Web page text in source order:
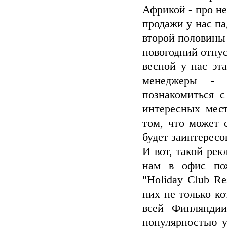
Африкой - про
продажи у нас
второй
новогодний
весной у нас
менеджеры -
познакомиться
интересных
том, что может
будет
И вот, такой
нам в офис
"Holiday Club
них не только
всей
популярностью